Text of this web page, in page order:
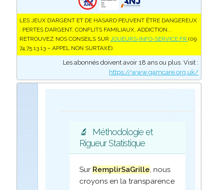
LES JEUX D’ARGENT ET DE HASARD PEUVENT ÊTRE DANGEREUX
: PERTES D’ARGENT, CONFLITS FAMILIAUX, ADDICTION...
RETROUVEZ NOS CONSEILS SUR JOUEURS-INFO-SERVICE.FR (09
74 75 13 13 – APPEL NON SURTAXÉ).
Les abonnés doivent avoir 18 ans ou plus. Visit :
https://www.gamcare.org.uk/
🔬
Méthodologie et
Rigueur Statistique
Sur RemplirSaGrille, nous
croyons en la transparence